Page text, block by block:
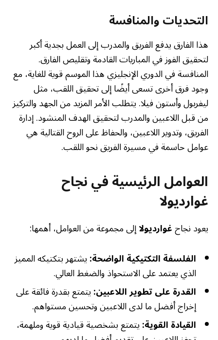
التحديات والمنافسة
هذا الفارق يدفع الفريق والمدرب إلى العمل بجدية أكبر
لتحقيق الفوز في المباريات القادمة وتقليص الفارق.
المنافسة في الدوري الإنجليزي هذا الموسم قوية للغاية، مع
وجود فرق أخرى تسعى أيضًا إلى تحقيق اللقب، مثل
ليفربول وأستون فيلا. يتطلب الأمر المزيد من الجهد والتركيز
من قبل اللاعبين والمدرب لتحقيق الهدف المنشود. إدارة
الفريق، وتدوير اللاعبين، والحفاظ على الروح القتالية هي
عوامل حاسمة في مسيرة الفريق نحو اللقب.
العوامل الرئيسية في نجاح
غوارديولا
يعود نجاحغوارديولاإلى مجموعة من العوامل، أهمها:
الفلسفة التكتيكية الواضحة:يشتهر بتكتيكه المميز
الذي يعتمد على الاستحواذ والضغط العالي.
القدرة على تطوير اللاعبين:يتمتع بقدرة فائقة على
إخراج أفضل ما لدى اللاعبين وتحسين مستواهم.
القيادة القوية:يتمتع بشخصية قيادية قوية وملهمة،